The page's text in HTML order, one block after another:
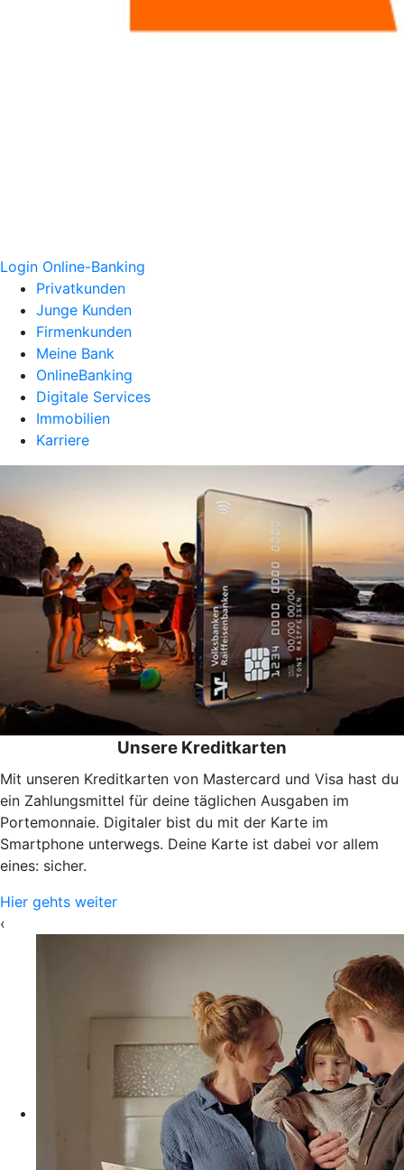
Login Online-Banking
Privatkunden
Junge Kunden
Firmenkunden
Meine Bank
OnlineBanking
Digitale Services
Immobilien
Karriere
Unsere Kreditkarten
Mit unseren Kreditkarten von Mastercard und Visa hast du
ein Zahlungsmittel für deine täglichen Ausgaben im
Portemonnaie. Digitaler bist du mit der Karte im
Smartphone unterwegs. Deine Karte ist dabei vor allem
eines: sicher.
Hier gehts weiter
‹